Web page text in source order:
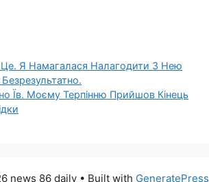
Я Намагалася Налагодити З Нею
Їв. Моєму Терпінню Прийшов Кінець
news 86 daily • Built with GeneratePress